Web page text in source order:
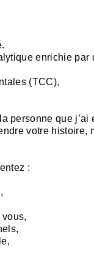
enrichie par
(TCC),
personne que j’ai
votre
: